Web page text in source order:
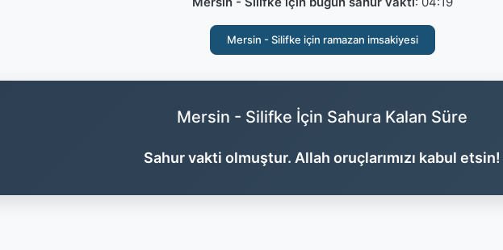
Mersin - Silifke için ramazan imsakiyesi
Mersin - Silifke İçin Sahura Kalan Süre
Sahur vakti olmuştur. Allah oruçlarımızı kabul etsin!